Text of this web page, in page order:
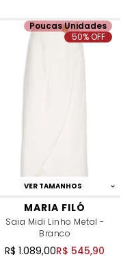
VER TAMANHOS
MARIA FILÓ
Saia Midi Linho Metal -
Branco
R$ 1.089,00R$ 545,90
Poucas Unidades
50% OFF